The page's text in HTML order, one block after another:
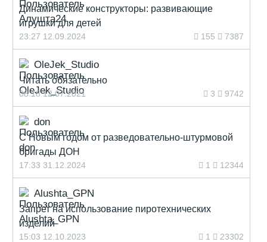
Динамические конструкторы: развивающие
игрушки для детей
23:27 12.09.2024 155 7387
OleJek_Studio
Читать обязательно
08:18 12.07.2021 3 9742
don
С Новым годом от разведовательно-штурмовой
бригады ДОН
17:33 31.12.2024 1 12344
Alushta_GPN
Запрет на использование пиротехнических
изделий
15:03 12.10.2023 1 23302